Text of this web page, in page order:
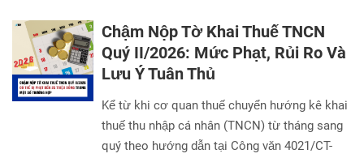
Chậm Nộp Tờ Khai Thuế TNCN
Quý II/2026: Mức Phạt, Rủi Ro Và
Lưu Ý Tuân Thủ
Kể từ khi cơ quan thuế chuyển hướng kê khai
thuế thu nhập cá nhân (TNCN) từ tháng sang
quý theo hướng dẫn tại Công văn 4021/CT-